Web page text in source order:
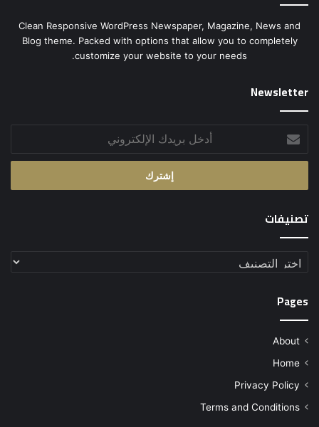
Clean Responsive WordPress Newspaper, Magazine, News and
Blog theme. Packed with options that allow you to completely
customize your website to your needs.
Newsletter
بريدك
الإلكتروني
تصنيفات
تصنيفات
Pages
About
Home
Privacy Policy
Terms and Conditions